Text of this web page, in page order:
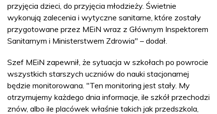
przyjęcia dzieci, do przyjęcia młodzieży. Świetnie
wykonują zalecenia i wytyczne sanitarne, które zostały
przygotowane przez MEiN wraz z Głównym Inspektorem
Sanitarnym i Ministerstwem Zdrowia" – dodał.
Szef MEiN zapewnił, że sytuacja w szkołach po powrocie
wszystkich starszych uczniów do nauki stacjonarnej
będzie monitorowana. "Ten monitoring jest stały. My
otrzymujemy każdego dnia informacje, ile szkół przechodzi
znów, albo ile placówek właśnie takich jak przedszkola,